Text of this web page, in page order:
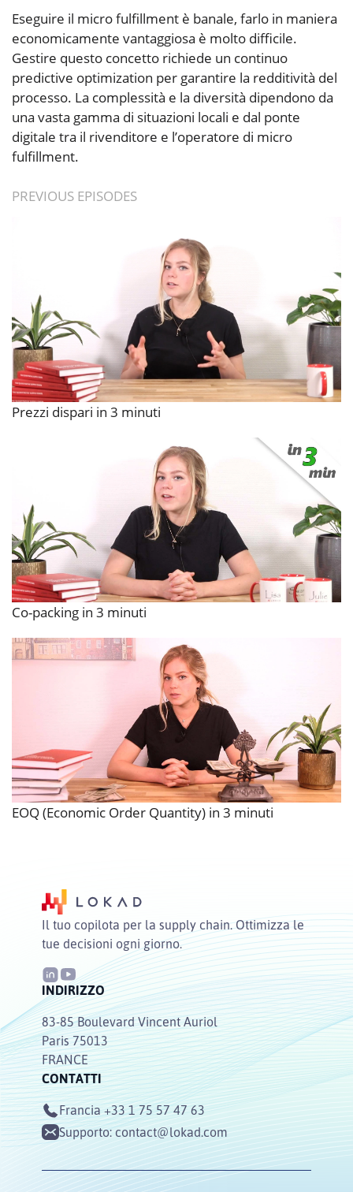
Eseguire il micro fulfillment è banale, farlo in maniera
economicamente vantaggiosa è molto difficile.
Gestire questo concetto richiede un continuo
predictive optimization per garantire la redditività del
processo. La complessità e la diversità dipendono da
una vasta gamma di situazioni locali e dal ponte
digitale tra il rivenditore e l’operatore di micro
fulfillment.
PREVIOUS EPISODES
Prezzi dispari in 3 minuti
Co-packing in 3 minuti
EOQ (Economic Order Quantity) in 3 minuti
Il tuo copilota per la supply chain. Ottimizza le
tue decisioni ogni giorno.
INDIRIZZO
83-85 Boulevard Vincent Auriol
Paris 75013
FRANCE
CONTATTI
Francia +33 1 75 57 47 63
Supporto:contact@lokad.com